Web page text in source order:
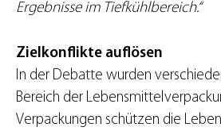
Ergebnisse im Tiefkühlbereich.“
Zielkonflikte auflösen
In der Debatte wurden
Bereich der
Verpackungen schützen die